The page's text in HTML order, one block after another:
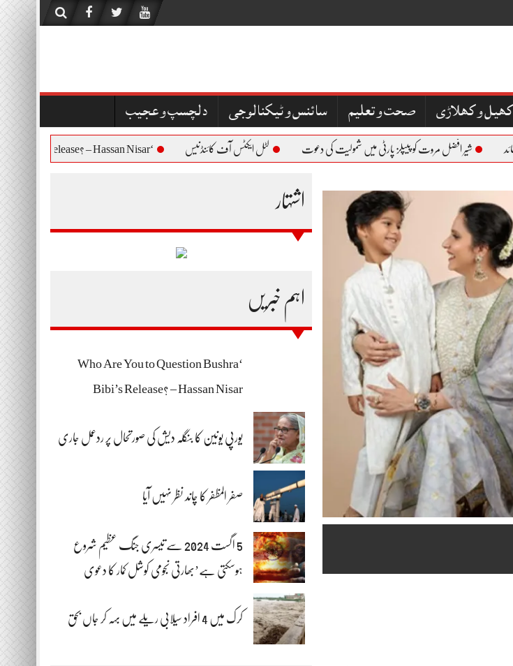
کھیل و کھلاڑی صحت و تعلیم سائنس و ٹیکنالوجی دلچسپ و عجیب
شیر افضل مروت کو پیپلز پارٹی میں شمولیت کی دعوت لٹل ایکٹس آف کائنڈنیس
اشتہار
اہم خبریں
‘Who Are You to Question Bushra
Bibi’s Release? – Hassan Nisar
یورپی یونین کا بنگلہ دیش کی صورتحال پر ردعمل جاری
صفر المظفر کا چاند نظر نہیں آیا
5 اگست 2024 سے تیسری جنگ عظیم شروع
ہوسکتی ہے’بھارتی نجومی کوشل کمار کا دعوی
کرک میں 4 افراد سیلابی ریلے میں بہہ کر جاں بحق